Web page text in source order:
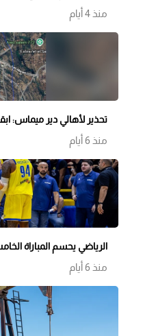
منذ 4 أيام
تحذير لأهالي دير ميماس:
منذ 6 أيام
الرياضي يحسم المباراة
منذ 6 أيام